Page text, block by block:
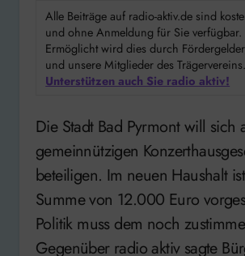
Alle Beiträge auf radio-aktiv.de sind
und ohne Anmeldung für Sie verfügbar.
Ermöglicht wird dies durch
und unsere Mitglieder des Trägervereins.
Unterstützen auch Sie radio aktiv!
Die Stadt Bad Pyrmont will sich an einer
gemeinnützigen
beteiligen. Im neuen Haushalt
Summe von 12.000 Euro
Politik muss dem noch
Gegenüber radio aktiv sagte